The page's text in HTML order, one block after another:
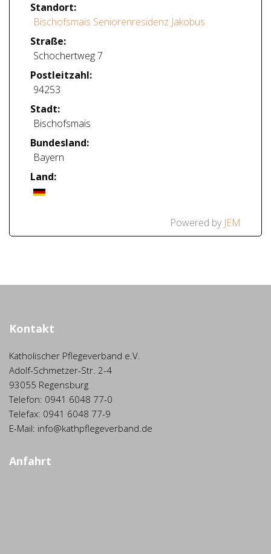
Standort:
Bischofsmais Seniorenresidenz Jakobus
Straße:
Schochertweg 7
Postleitzahl:
94253
Stadt:
Bischofsmais
Bundesland:
Bayern
Land:
Powered by JEM
Kontakt
Katholischer Pflegeverband e.V.
Adolf-Schmetzer-Str. 2-4
93055 Regensburg
Telefon: 0941 6048 77-0
Telefax: 0941 6048 77-9
E-Mail: info@kathpflegeverband.de
Anfahrt